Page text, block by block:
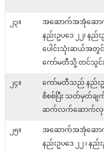
၂၃။
အဆောက်အအုံဆော
နည်းဥပဒေ ၂၂၊ နည်
ပေါင်းသုံးဆယ်အတွ
ကော်မတီသို့ တင်သွင်
၂၄။
ကော်မတီသည် နည်းဥ
စိစစ်ပြီး သတ်မှတ်ခ
ဆက်လက်ဆောက်လုပ်
၂၅။
အဆောက်အအုံဆော
နည်းဥပဒေ ၂၂ ၊ န